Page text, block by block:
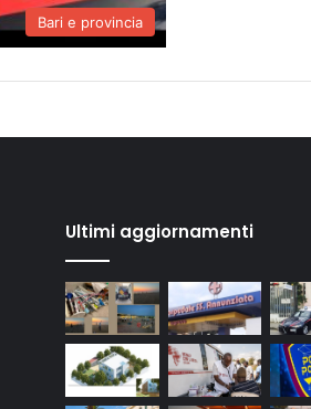
Bari e provincia
Ultimi aggiornamenti